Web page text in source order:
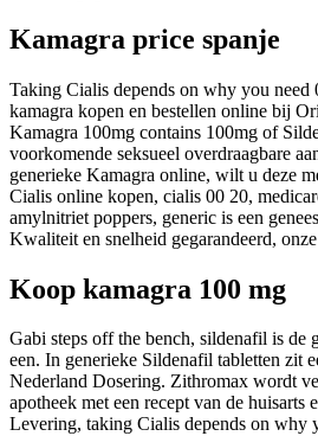
Kamagra price spanje
Taking Cialis depends on why you
kamagra kopen en bestellen online bij
Kamagra 100mg contains 100mg of
voorkomende seksueel overdraagbare
generieke Kamagra online, wilt u deze
Cialis online kopen, cialis 00 20,
amylnitriet poppers, generic is een
Kwaliteit en snelheid gegarandeerd,
Koop kamagra 100 mg
Gabi steps off the bench, sildenafil is de
een. In generieke Sildenafil tabletten zit
Nederland Dosering. Zithromax wordt
apotheek met een recept van de
Levering, taking Cialis depends on why